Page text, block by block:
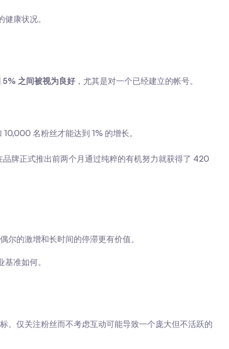
康状况。
之间被视为良好，尤其是对一个已经建立的帐号。
名粉丝才能达到 1% 的增长。
牌正式推出前两个月通过纯粹的有机努力就获得了 420
的激增和长时间的停滞更有价值。
准如何。
。仅关注粉丝而不考虑互动可能导致一个庞大但不活跃的